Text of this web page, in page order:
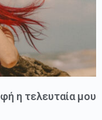
η τελευταία μου